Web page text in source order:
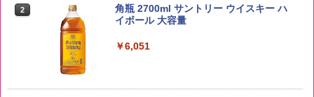
5kg 長野県産 令和7年産
2
角瓶 2700ml サントリー ウイスキー ハ
イボール 大容量
￥6,051